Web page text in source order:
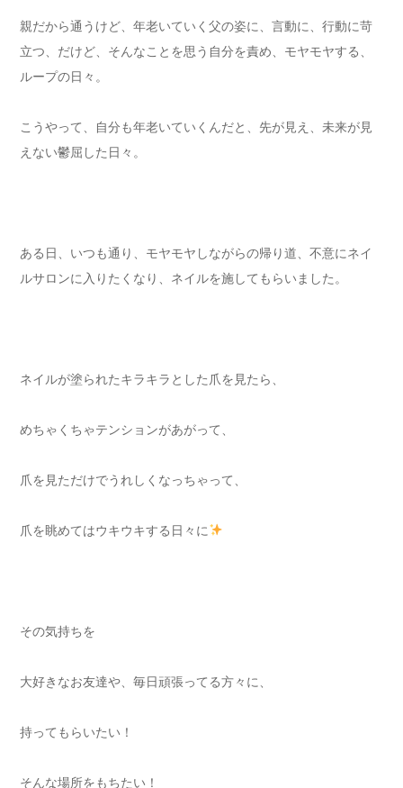
親だから通うけど、年老いていく父の姿に、言動に、行動に苛
立つ、だけど、そんなことを思う自分を責め、モヤモヤする、
ループの日々。
こうやって、自分も年老いていくんだと、先が見え、未来が見
えない鬱屈した日々。⁡
ある日、いつも通り、モヤモヤしながらの帰り道、不意にネイ
ルサロンに入りたくなり、ネイルを施してもらいました。⁡
ネイルが塗られたキラキラとした爪を見たら、⁡
めちゃくちゃテンションがあがって、⁡
爪を見ただけでうれしくなっちゃって、
爪を眺めてはウキウキする日々に
その気持ちを
大好きなお友達や、毎日頑張ってる方々に、⁡
持ってもらいたい！⁡
そんな場所をもちたい！⁡